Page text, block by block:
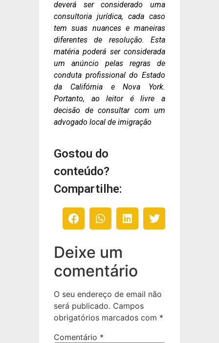
deverá ser considerado uma
consultoria jurídica, cada caso
tem suas nuances e maneiras
diferentes de resolução. Esta
matéria poderá ser considerada
um anúncio pelas regras de
conduta profissional do Estado
da Califórnia e Nova York.
Portanto, ao leitor é livre a
decisão de consultar com um
advogado local de imigração
Gostou do
conteúdo?
Compartilhe:
Deixe um
comentário
O seu endereço de email não
será publicado. Campos
obrigatórios marcados com *
Comentário *